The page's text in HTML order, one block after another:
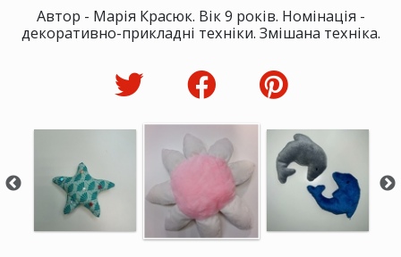
Автор - Марія Красюк. Вік 9 років. Номінація -
декоративно-прикладні техніки. Змішана техніка.